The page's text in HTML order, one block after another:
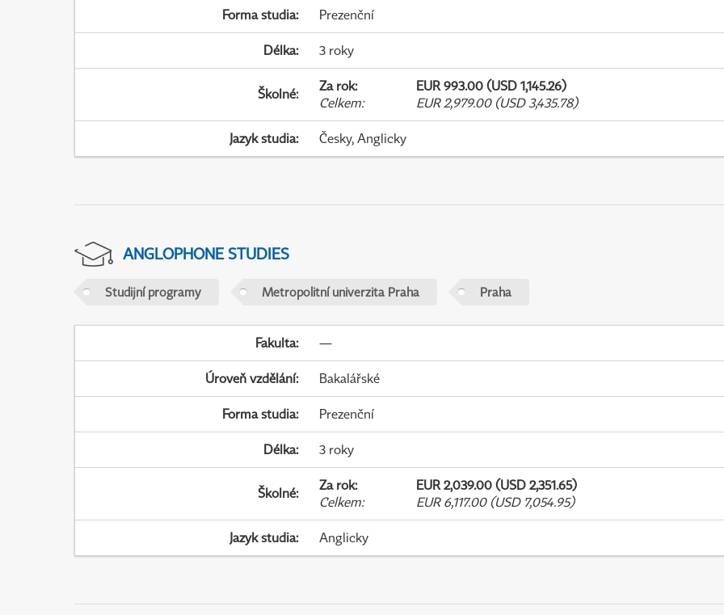
Forma studia: Prezenční
Délka: 3 roky
Školné: Za rok:
EUR 993.00 (USD 1,145.26)
Celkem: EUR 2,979.00 (USD 3,435.78)
Jazyk studia: Česky, Anglicky
ANGLOPHONE STUDIES
Studijní programy Metropolitní univerzita Praha Praha
Fakulta: —
Úroveň vzdělání: Bakalářské
Forma studia: Prezenční
Délka: 3 roky
Školné: Za rok:
EUR 2,039.00 (USD 2,351.65)
Celkem: EUR 6,117.00 (USD 7,054.95)
Jazyk studia: Anglicky